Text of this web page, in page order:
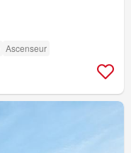
Ascenseur